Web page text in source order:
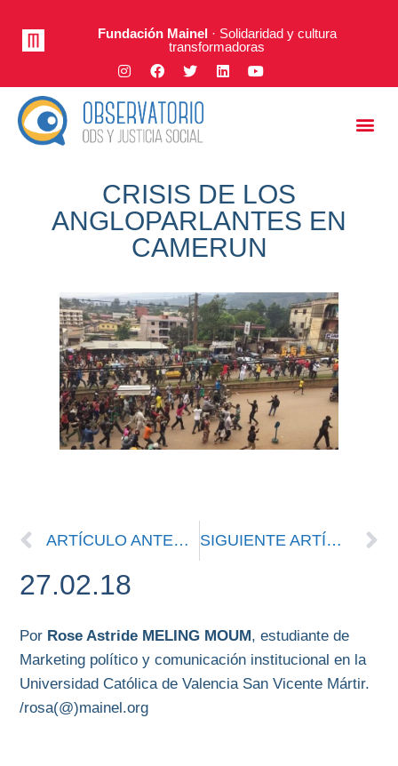
Fundación Mainel· Solidaridad y cultura
transformadoras
CRISIS DE LOS
ANGLOPARLANTES EN
CAMERUN
ARTÍCULO ANTERIOR SIGUIENTE ARTÍCULO
27.02.18
Por Rose Astride MELING MOUM, estudiante de
Marketing político y comunicación institucional en la
Universidad Católica de Valencia San Vicente Mártir.
/rosa(@)mainel.org